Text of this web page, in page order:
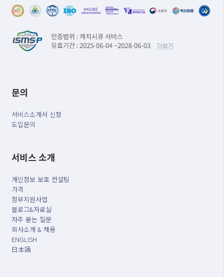
문의
서비스소개서 신청
도입문의
서비스 소개
개인정보 보호 컨설팅
가격
정부지원사업
블로그&자료실
자주 묻는 질문
회사소개 & 채용
ENGLISH
日本語